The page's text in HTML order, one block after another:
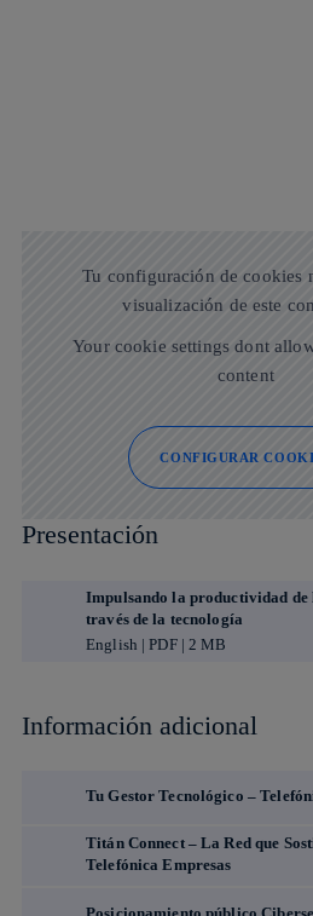
Tu configuración de cookies
visualización de este
Your cookie settings dont
content
CONFIGURAR
Presentación
Impulsando la productividad de
través de la tecnología
English | PDF | 2 MB
Información adicional
Tu Gestor Tecnológico –
Titán Connect – La Red que
Telefónica Empresas